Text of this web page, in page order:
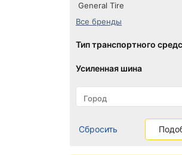
General Tire
Все бренды
Тип транспортного
Усиленная шина
Сбросить